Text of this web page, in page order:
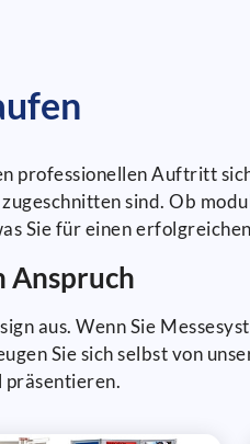
professionellen Auftritt
sind. Ob
Sie für einen
Anspruch
aus. Wenn Sie
Sie sich selbst von
präsentieren.